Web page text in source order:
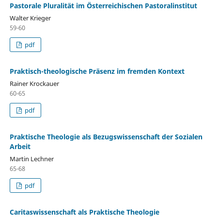
Pastorale Pluralität im Österreichischen Pastoralinstitut
Walter Krieger
59-60
pdf
Praktisch-theologische Präsenz im fremden Kontext
Rainer Krockauer
60-65
pdf
Praktische Theologie als Bezugswissenschaft der Sozialen
Arbeit
Martin Lechner
65-68
pdf
Caritaswissenschaft als Praktische Theologie